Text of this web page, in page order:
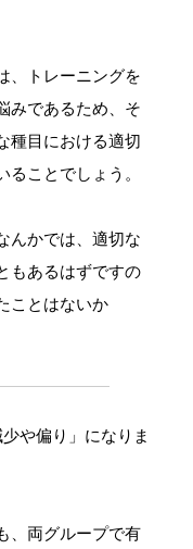
、トレーニングを
みであるため、そ
種目における適切
ことでしょう。
んかでは、適切な
もあるはずですの
ことはないか
や偏り」になりま
、両グループで有